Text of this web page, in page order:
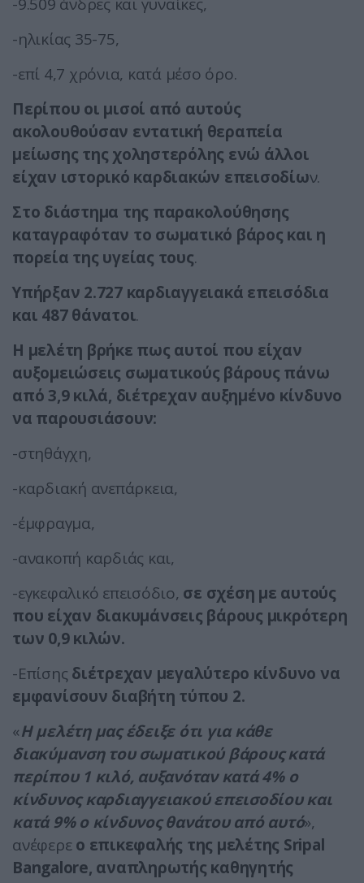
-ηλικίας 35-75,
-επί 4,7 χρόνια, κατά μέσο όρο.
Περίπου οι μισοί από αυτούς
ακολουθούσαν εντατική θεραπεία
μείωσης της χοληστερόλης ενώ άλλοι
είχαν ιστορικό καρδιακών επεισοδίων.
Στο διάστημα της παρακολούθησης
καταγραφόταν το σωματικό βάρος και η
πορεία της υγείας τους.
Υπήρξαν 2.727 καρδιαγγειακά επεισόδια
και 487 θάνατοι.
Η μελέτη βρήκε πως αυτοί που είχαν
αυξομειώσεις σωματικούς βάρους πάνω
από 3,9 κιλά, διέτρεχαν αυξημένο κίνδυνο
να παρουσιάσουν:
-στηθάγχη,
-καρδιακή ανεπάρκεια,
-έμφραγμα,
-ανακοπή καρδιάς και,
-εγκεφαλικό επεισόδιο, σε σχέση με αυτούς
που είχαν διακυμάνσεις βάρους μικρότερη
των 0,9 κιλών.
-Επίσης διέτρεχαν μεγαλύτερο κίνδυνο να
εμφανίσουν διαβήτη τύπου 2.
«Η μελέτη μας έδειξε ότι για κάθε
διακύμανση του σωματικού βάρους κατά
περίπου 1 κιλό, αυξανόταν κατά 4% ο
κίνδυνος καρδιαγγειακού επεισοδίου και
κατά 9% ο κίνδυνος θανάτου από αυτό»,
ανέφερεο επικεφαλής της μελέτης Sripal
Bangalore, αναπληρωτής καθηγητής